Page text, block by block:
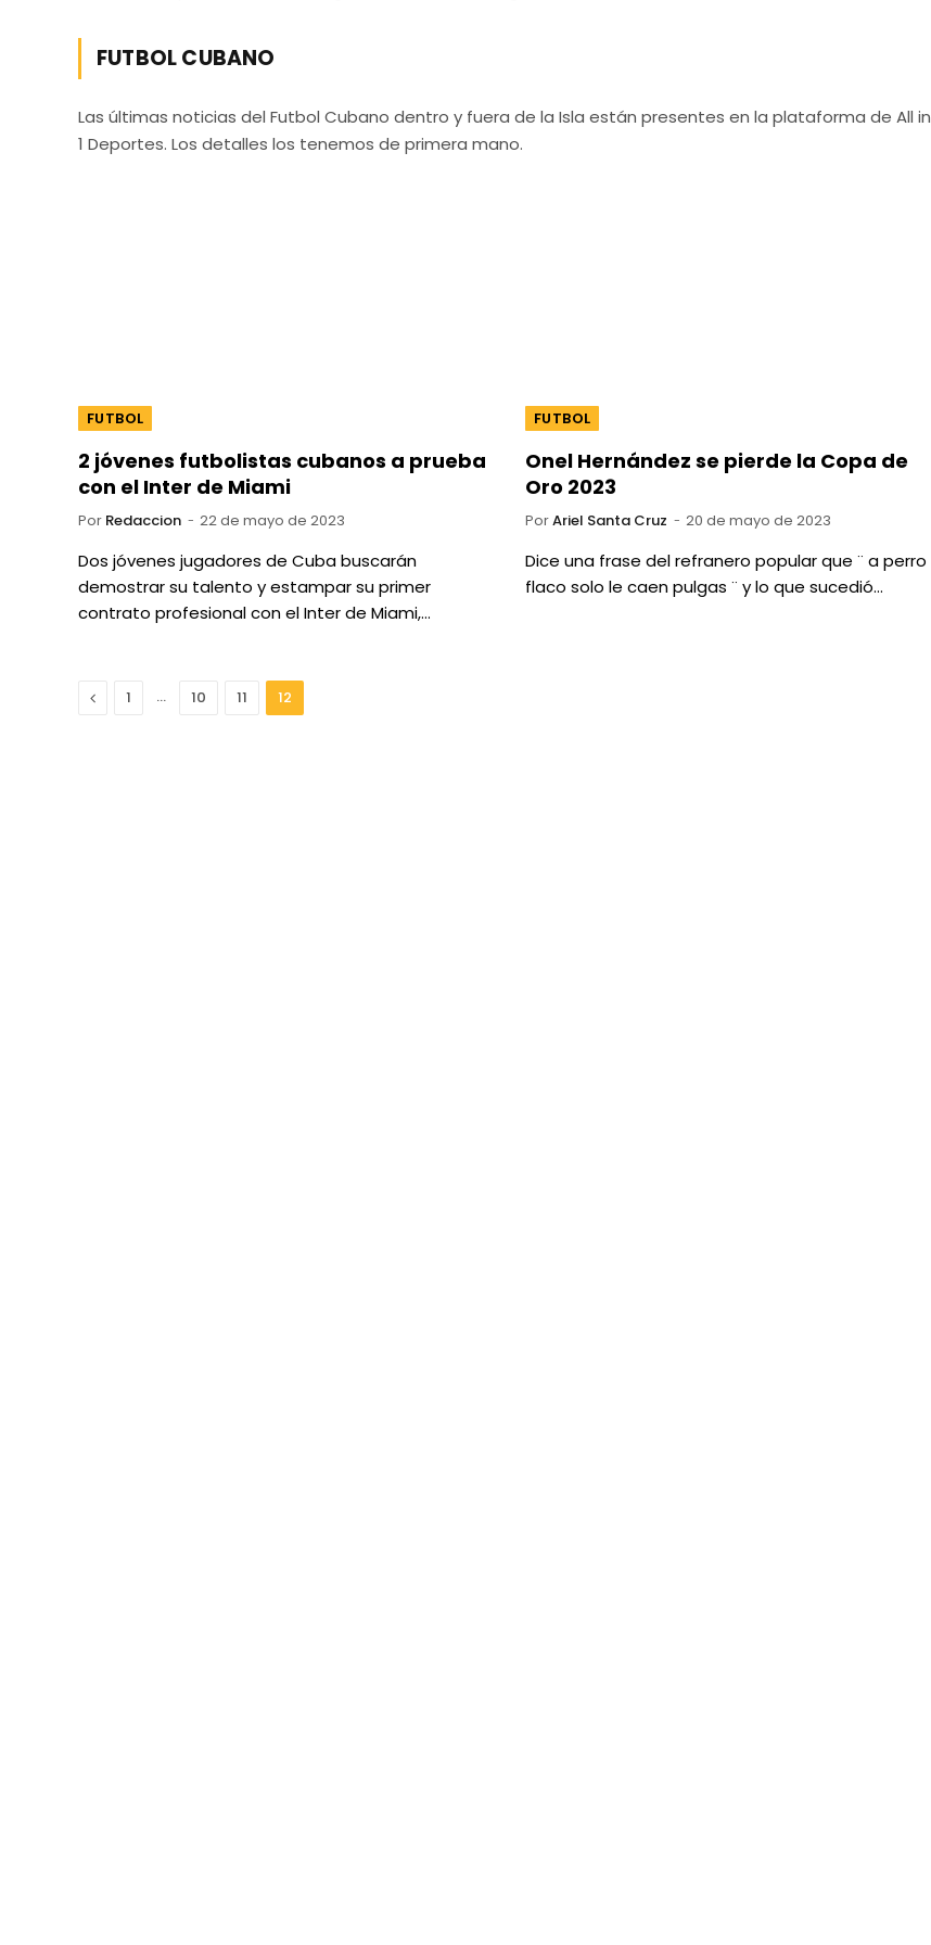
FUTBOL CUBANO
Las últimas noticias del Futbol Cubano dentro y fuera de la Isla están presentes en la plataforma de All in
1 Deportes. Los detalles los tenemos de primera mano.
FUTBOL
2 jóvenes futbolistas cubanos a prueba
con el Inter de Miami
Por Redaccion 22 de mayo de 2023
Dos jóvenes jugadores de Cuba buscarán
demostrar su talento y estampar su primer
contrato profesional con el Inter de Miami,…
FUTBOL
Onel Hernández se pierde la Copa de
Oro 2023
PorAriel Santa Cruz 20 de mayo de 2023
Dice una frase del refranero popular que ¨ a perro
flaco solo le caen pulgas ¨ y lo que sucedió…
Anterior
1 … 10 11 12